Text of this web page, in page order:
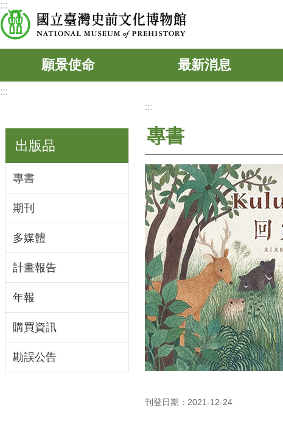
跳到主要內容區塊
:::
願景使命 最新消息
:::
出版品
專書
期刊
多媒體
計畫報告
年報
購買資訊
勘誤公告
:::
專書
刊登日期：2021-12-24